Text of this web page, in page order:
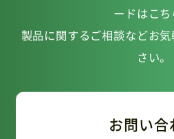
ードはこち
製品に関するご相談などお
さい。
お問い合